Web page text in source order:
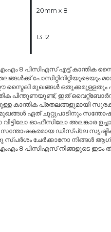
20mm x 8
13.12
എംഎം 8 പിസിഎസ് എട്ട് കാന്തിക
ഈ സ്മൈലി മുഖങ്ങൾ
പിന്തുണയുണ്ട്, ഇത്
കാന്തിക പ്രതലങ്ങളുമായി
ഏത് ചുറ്റുപാടിനും
ഓഫീസിലോ അലങ്കാര
ഡിസ്പ്ലേ
സ്പർശം ചേർക്കാനോ നിങ്ങൾ
എംഎം 8 പിസിഎസ് നിങ്ങളുടെ ഇടം